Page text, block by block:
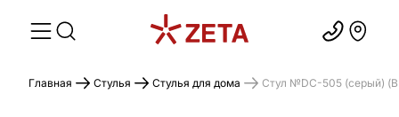
Главная Стулья Стулья для дома Cтул №DC-505 (серый)